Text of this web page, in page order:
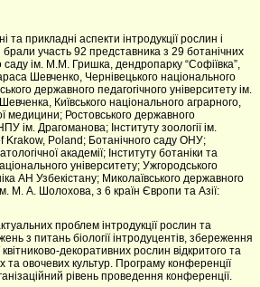
прикладні аспекти інтродукції рослин і
участь 92 представника з 29 ботанічних
саду ім. М.М. Гришка, дендропарку “Софіївка”,
Шевченко, Чернівецького національного
державного педагогічного університету ім.
Київського національного аграрного,
медицини; Ростовського державного
ім. Драгоманова; Інституту зоології ім.
Krakow, Poland; Ботанічного саду ОНУ;
академії; Інституту ботаніки та
університету; Ужгородського
АН Узбекістану; Миколаївського державного
М. А. Шолохова, з 6 країн Європи та Азії:
проблем інтродукції рослин та
з питань біології інтродуцентів, збереження
декоративних рослин відкритого та
та овочевих культур. Програму конференції
рівень проведення конференції.